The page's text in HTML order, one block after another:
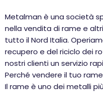
Metalman è una società
nella vendita di rame e
tutto il Nord Italia.
recupero e del riciclo dei
nostri clienti un servizio
Perché vendere il tuo
Il rame è uno dei metalli